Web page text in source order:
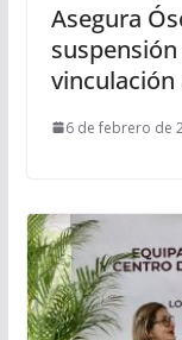
Asegura
vinculación
6 de febrero de